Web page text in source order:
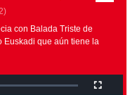
con Balada Triste de
Euskadi que aún tiene la